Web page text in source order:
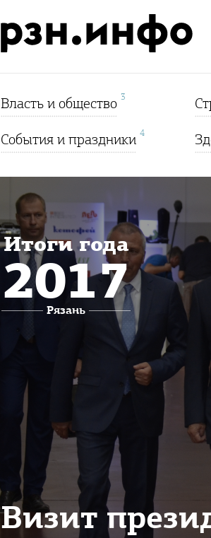
Власть и общество 3
События и праздники 4
Итоги года
2017
Рязань
Визит